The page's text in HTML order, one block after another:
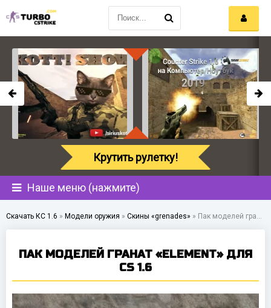
Наше меню (нажмите)
Скачать КС 1.6 » Модели оружия » Скины «grenades» » Пак моделей гранат «Element» для CS 1.6
ПАК МОДЕЛЕЙ ГРАНАТ «ELEMENT» ДЛЯ
CS 1.6
Крутить рулетку!